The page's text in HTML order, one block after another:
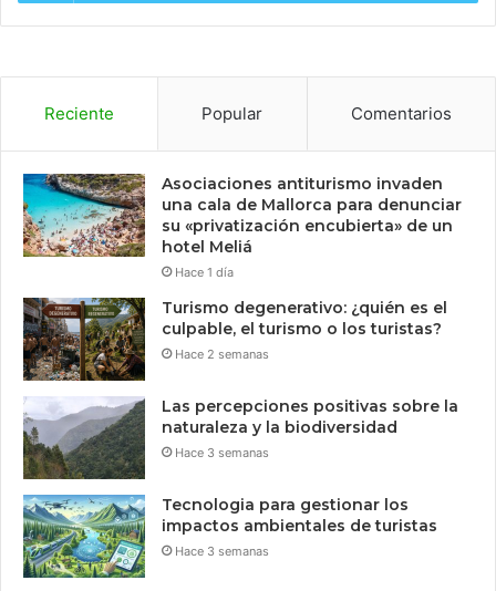
Reciente Popular Comentarios
Asociaciones antiturismo invaden
una cala de Mallorca para denunciar
su «privatización encubierta» de un
hotel Meliá
Hace 1 día
Turismo degenerativo: ¿quién es el
culpable, el turismo o los turistas?
Hace 2 semanas
Las percepciones positivas sobre la
naturaleza y la biodiversidad
Hace 3 semanas
Tecnologia para gestionar los
impactos ambientales de turistas
Hace 3 semanas